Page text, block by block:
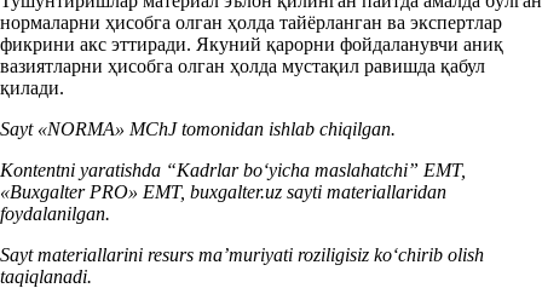
нормаларни ҳисобга олган ҳолда тайёрланган ва экспертлар
фикрини акс эттиради. Якуний қарорни фойдаланувчи аниқ
вазиятларни ҳисобга олган ҳолда мустақил равишда қабул
қилади.
Sayt «NORMA» MChJ tomonidan ishlab chiqilgan.
Kontentni yaratishda “Kadrlar boʻyicha maslahatchi” EMT,
«Buxgalter PRO» EMT, buxgalter.uz sayti materiallaridan
foydalanilgan.
Sayt materiallarini resurs ma’muriyati roziligisiz koʻchirib olish
taqiqlanadi.